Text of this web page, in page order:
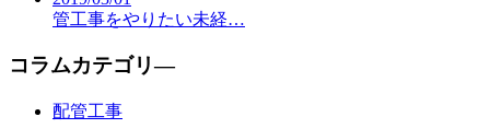
管工事をやりたい未経…
コラムカテゴリ―
配管工事